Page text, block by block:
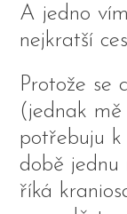
A jedno
nejkratší
Protože se
(jednak
potřebuju
době jednu
říká